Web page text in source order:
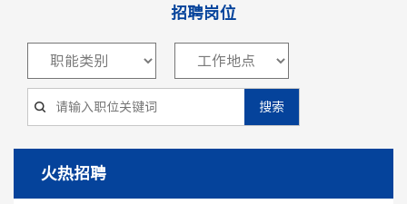
招聘岗位
搜索
火热招聘